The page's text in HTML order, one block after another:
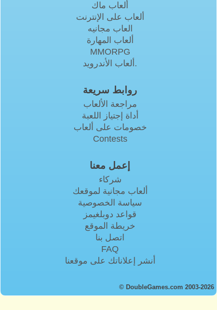
ألعاب ماك
ألعاب على الإنترنت
العاب مجانيه
ألعاب المهارة
MMORPG
ألعاب الأندرويد.
روابط سريعة
مراجعة الألعاب
أداة إجتياز اللعبة
خصومات على ألعاب
Contests
إعمل معنا
شركاء
ألعاب مجانية لموقعك
سياسة الخصوصية
قواعد دوبلغيمز
خريطة الموقع
اتصل بنا
FAQ
أنشر إعلاناتك على موقعنا
© DoubleGames.com 2003-2026